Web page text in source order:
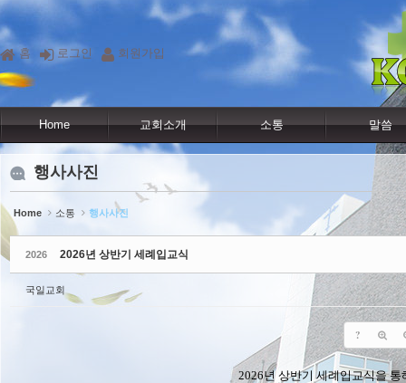
홈 로그인 회원가입
Home 교회소개 소통 말씀
행사사진
Home 소통 행사사진
2026 2026년 상반기 세례입교식
국일교회
?
2026년 상반기 세례입교식을 통